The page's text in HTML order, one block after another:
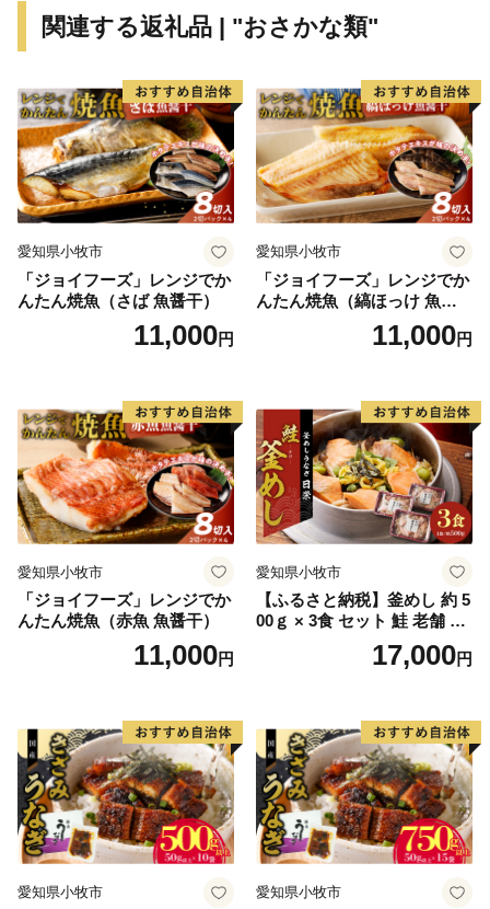
関連する返礼品 | "おさかな類"
愛知県小牧市
「ジョイフーズ」レンジでか
んたん焼魚（さば 魚醤干）
11,000円
愛知県小牧市
「ジョイフーズ」レンジでか
んたん焼魚（縞ほっけ 魚醤
11,000円
愛知県小牧市
「ジョイフーズ」レンジでか
んたん焼魚（赤魚 魚醤干）
11,000円
愛知県小牧市
【ふるさと納税】釜めし 約 5
00ｇ × 3食 セット 鮭 老舗 急
速冷凍 レンチン 時短 簡単調
理 食品 加工品 海鮮 手作り
り寄せグルメ 愛知県 小牧市
送料無料
17,000円
愛知県小牧市 愛知県小牧市